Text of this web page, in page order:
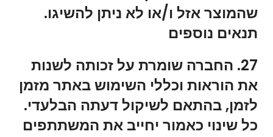
שהמוצר אזל ו/או לא ניתן להשיגו.
תנאים נוספים
27. החברה שומרת על זכותה לשנות
את הוראות וכללי השימוש באתר מזמן
לזמן, בהתאם לשיקול דעתה הבלעדי.
כל שינוי כאמור יחייב את המשתתפים